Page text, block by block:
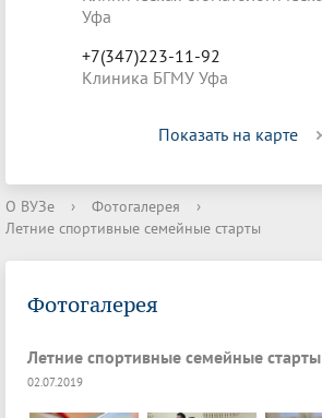
Уфа
+7(347)223-11-92
Клиника БГМУ Уфа
Показать на карте
О ВУЗе › Фотогалерея
›
Летние спортивные семейные старты
Фотогалерея
Летние спортивные семейные старты
02.07.2019